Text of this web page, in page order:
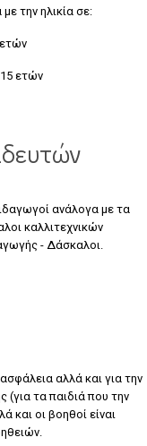
την ηλικία σε:
ετών
ανάλογα με τα
καλλιτεχνικών
- Δάσκαλοι.
αλλά και για την
(για τα παιδιά που την
και οι βοηθοί είναι